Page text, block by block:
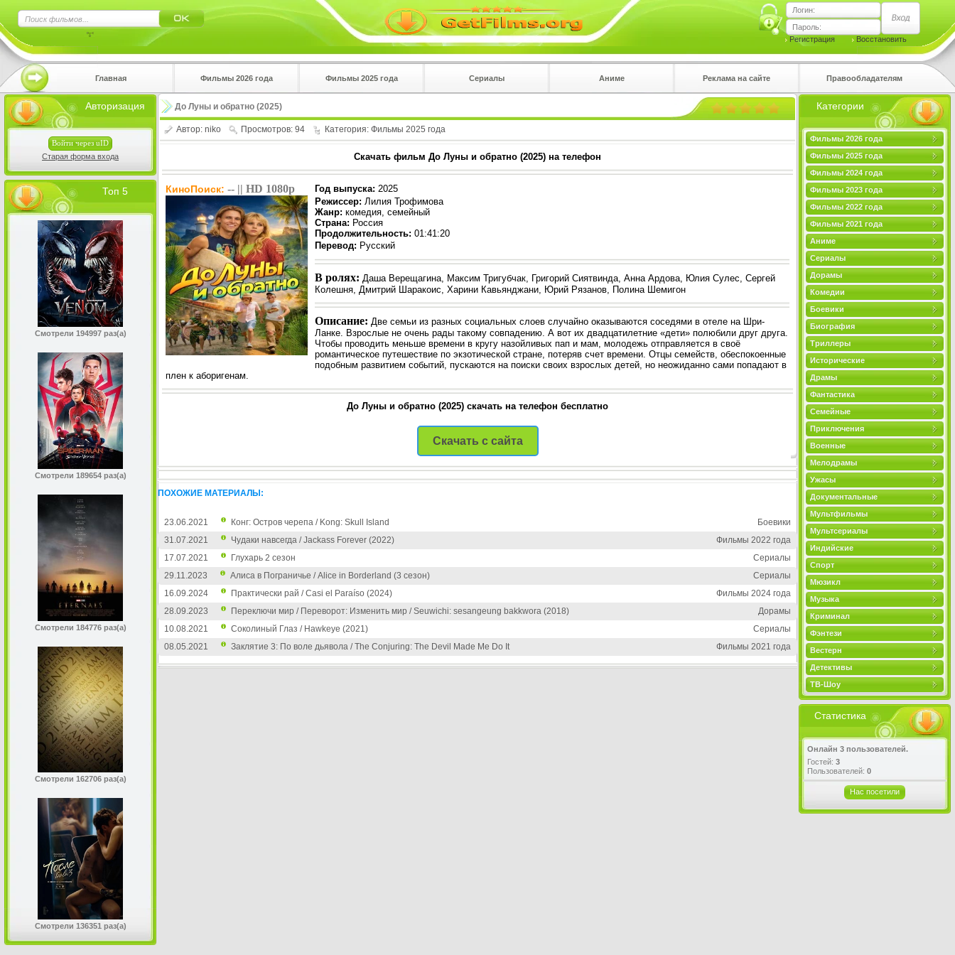
Логин:
Пароль:
Регистрация
Восстановить
Главная Фильмы 2026 года Фильмы 2025 года Сериалы Аниме Реклама на сайте Правообладателям
Авторизация
Войти через uID
Старая форма входа
Топ 5
Смотрели 194997 раз(а)
Смотрели 189654 раз(а)
Смотрели 184776 раз(а)
Смотрели 162706 раз(а)
Смотрели 136351 раз(а)
Категории
Фильмы 2026 года
Фильмы 2025 года
Фильмы 2024 года
Фильмы 2023 года
Фильмы 2022 года
Фильмы 2021 года
Аниме
Сериалы
Дорамы
Комедии
Боевики
Биография
Триллеры
Исторические
Драмы
Фантастика
Семейные
Приключения
Военные
Мелодрамы
Ужасы
Документальные
Мультфильмы
Мультсериалы
Индийские
Спорт
Мюзикл
Музыка
Криминал
Фэнтези
Вестерн
Детективы
ТВ-Шоу
Статистика
Онлайн 3 пользователей.
Гостей: 3
Пользователей: 0
Нас посетили
До Луны и обратно (2025)
Автор: niko Просмотров: 94 Категория: Фильмы 2025 года
Скачать фильм До Луны и обратно (2025) на телефон
КиноПоиск: -- || HD 1080p Год выпуска: 2025
Режиссер: Лилия Трофимова
Жанр: комедия, семейный
Страна: Россия
Продолжительность: 01:41:20
Перевод: Русский
В ролях: Даша Верещагина, Максим Тригубчак, Григорий Сиятвинда, Анна Ардова, Юлия Сулес, Сергей
Колешня, Дмитрий Шаракоис, Харини Кавьянджани, Юрий Рязанов, Полина Шемигон
Описание: Две семьи из разных социальных слоев случайно оказываются соседями в отеле на Шри-
Ланке. Взрослые не очень рады такому совпадению. А вот их двадцатилетние «дети» полюбили друг друга.
Чтобы проводить меньше времени в кругу назойливых пап и мам, молодежь отправляется в своё
романтическое путешествие по экзотической стране, потеряв счет времени. Отцы семейств, обеспокоенные
подобным развитием событий, пускаются на поиски своих взрослых детей, но неожиданно сами попадают в
плен к аборигенам.
До Луны и обратно (2025) скачать на телефон бесплатно
Нажмите на в плеере
!!!Если Вы с телефона сперва нажмите на троеточие в правом
верхнем углу!!!
Скачать с сайта
ПОХОЖИЕ МАТЕРИАЛЫ:
23.06.2021 Конг: Остров черепа / Kong: Skull Island
Боевики
31.07.2021
Чудаки навсегда / Jackass Forever (2022)
Фильмы 2022 года
17.07.2021
Глухарь 2 сезон
Сериалы
29.11.2023
Алиса в Пограничье / Alice in Borderland (3 сезон)
Сериалы
16.09.2024
Практически рай / Casi el Paraíso (2024)
Фильмы 2024 года
28.09.2023
Переключи мир / Переворот: Изменить мир / Seuwichi: sesangeung bakkwora (2018)
Дорамы
10.08.2021
Соколиный Глаз / Hawkeye (2021)
Сериалы
08.05.2021
Заклятие 3: По воле дьявола / The Conjuring: The Devil Made Me Do It Фильмы 2021 года